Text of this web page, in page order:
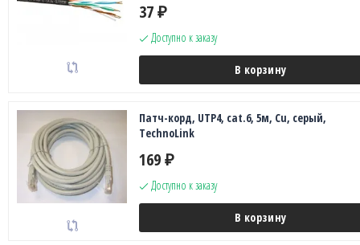
37 ₽
Доступно к заказу
В корзину
Патч-корд, UTP4, cat.6, 5м, Сu, серый,
TechnoLink
169 ₽
Доступно к заказу
В корзину